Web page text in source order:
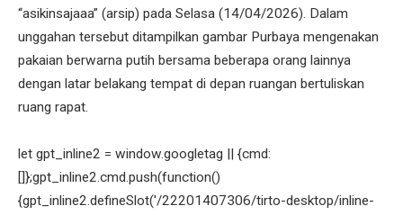
“asikinsajaaa” (arsip) pada Selasa (14/04/2026). Dalam
unggahan tersebut ditampilkan gambar Purbaya mengenakan
pakaian berwarna putih bersama beberapa orang lainnya
dengan latar belakang tempat di depan ruangan bertuliskan
ruang rapat.
let gpt_inline2 = window.googletag || {cmd:
[]};gpt_inline2.cmd.push(function()
{gpt_inline2.defineSlot('/22201407306/tirto-desktop/inline-